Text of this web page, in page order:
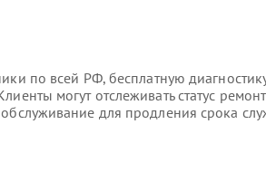
по всей РФ, бесплатную
могут отслеживать статус
для продления срока